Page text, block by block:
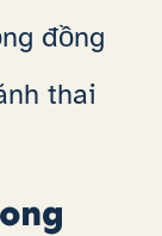
đồng
thai